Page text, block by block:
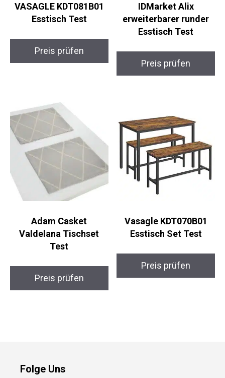
VASAGLE KDT081B01
Esstisch Test
Preis prüfen
IDMarket Alix
erweiterbarer runder
Esstisch Test
Preis prüfen
Adam Casket
Valdelana Tischset
Test
Preis prüfen
Vasagle KDT070B01
Esstisch Set Test
Preis prüfen
Folge Uns